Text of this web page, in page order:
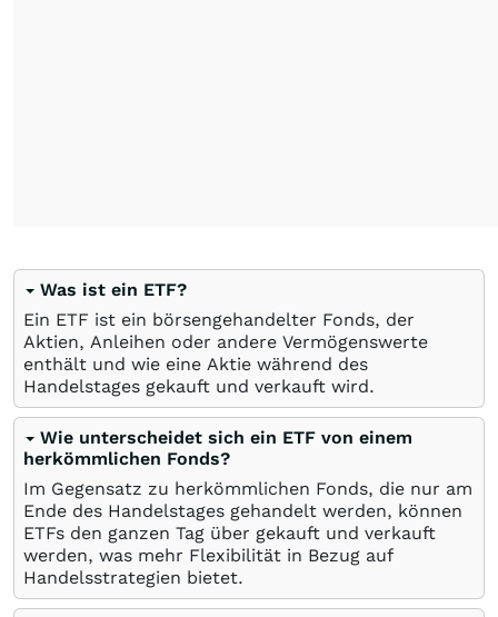
Was ist ein ETF?
Ein ETF ist ein börsengehandelter Fonds, der
Aktien, Anleihen oder andere Vermögenswerte
enthält und wie eine Aktie während des
Handelstages gekauft und verkauft wird.
Wie unterscheidet sich ein ETF von einem
herkömmlichen Fonds?
Im Gegensatz zu herkömmlichen Fonds, die nur am
Ende des Handelstages gehandelt werden, können
ETFs den ganzen Tag über gekauft und verkauft
werden, was mehr Flexibilität in Bezug auf
Handelsstrategien bietet.